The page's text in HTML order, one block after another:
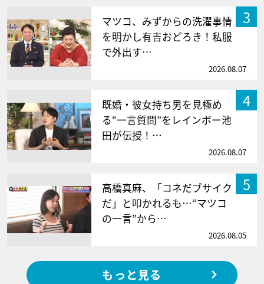
3
マツコ、みずからの洗濯事情
を明かし有吉おどろき！私服
で外出す…
2026.08.07
4
既婚・彼女持ち男を見極め
る“一言質問”をレインボー池
田が伝授！…
2026.08.07
5
高橋真麻、「コネだブサイク
だ」と叩かれるも…“マツコ
の一言”から…
2026.08.05
もっと見る